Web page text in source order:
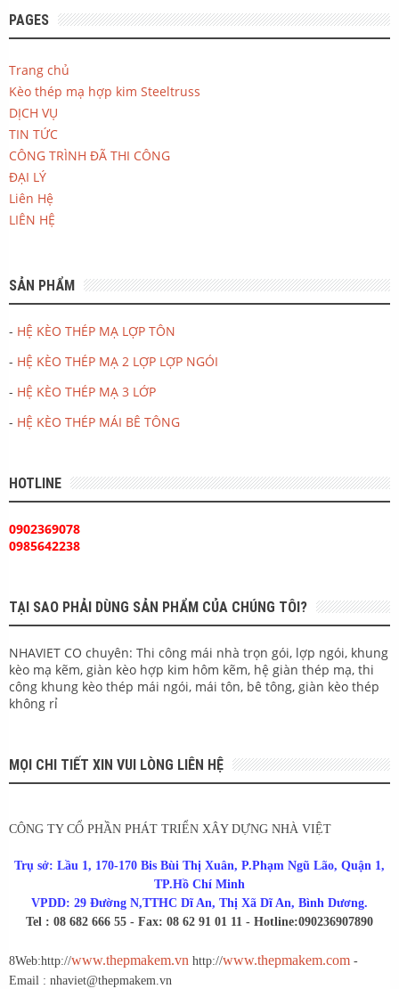
PAGES
Trang chủ
Kèo thép mạ hợp kim Steeltruss
DỊCH VỤ
TIN TỨC
CÔNG TRÌNH ĐÃ THI CÔNG
ĐẠI LÝ
Liên Hệ
LIÊN HỆ
SẢN PHẨM
- HỆ KÈO THÉP MẠ LỢP TÔN
- HỆ KÈO THÉP MẠ 2 LỢP LỢP NGÓI
- HỆ KÈO THÉP MẠ 3 LỚP
- HỆ KÈO THÉP MÁI BÊ TÔNG
HOTLINE
0902369078
0985642238
TẠI SAO PHẢI DÙNG SẢN PHẨM CỦA CHÚNG TÔI?
NHAVIET CO chuyên: Thi công mái nhà trọn gói, lợp ngói, khung
kèo mạ kẽm, giàn kèo hợp kim hôm kẽm, hệ giàn thép mạ, thi
công khung kèo thép mái ngói, mái tôn, bê tông, giàn kèo thép
không rỉ
MỌI CHI TIẾT XIN VUI LÒNG LIÊN HỆ
CÔNG TY CỔ PHẦN PHÁT TRIỂN XÂY DỰNG NHÀ VIỆT
Trụ sở: Lầu 1, 170-170 Bis Bùi Thị Xuân, P.Phạm Ngũ Lão, Quận 1,
TP.Hồ Chí Minh
VPDD: 29 Đường N,TTHC Dĩ An, Thị Xã Dĩ An, Bình Dương.
Tel : 08 682 666 55 - Fax: 08 62 91 01 11 - Hotline:090236907890
8Web:http://www.thepmakem.vn http://www.thepmakem.com -
Email : nhaviet@thepmakem.vn